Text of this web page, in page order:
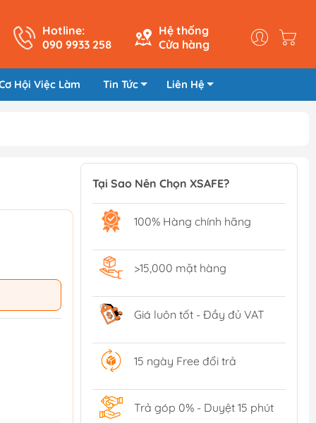
Hotline:
090 9933 258
Hệ thống
Cửa hàng
Hội Việc Làm Tin Tức Liên Hệ
Tại Sao Nên Chọn XSAFE?
100% Hàng chính hãng
>15,000 mặt hàng
Giá luôn tốt - Đầy đủ VAT
15 ngày Free đổi trả
Trả góp 0% - Duyệt 15 phút